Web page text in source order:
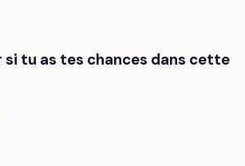
si tu as tes chances dans cette